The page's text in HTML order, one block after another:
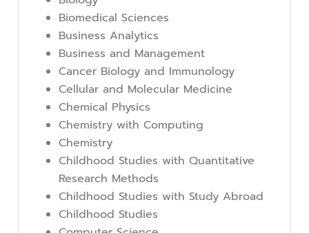
Biomedical Sciences
Business Analytics
Business and Management
Cancer Biology and Immunology
Cellular and Molecular Medicine
Chemical Physics
Chemistry with Computing
Chemistry
Childhood Studies with Quantitative
Research Methods
Childhood Studies with Study Abroad
Childhood Studies